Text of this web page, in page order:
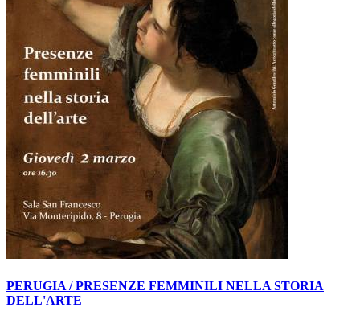
PERUGIA / PRESENZE FEMMINILI NELLA STORIA
DELL'ARTE